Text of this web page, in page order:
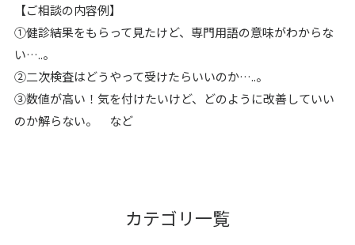
カテゴリ一覧
【ご相談の内容例】
①健診結果をもらって見たけど、専門用語の意味がわからな
い…..。
②二次検査はどうやって受けたらいいのか…..。
③数値が高い！気を付けたいけど、どのように改善していい
のか解らない。 など